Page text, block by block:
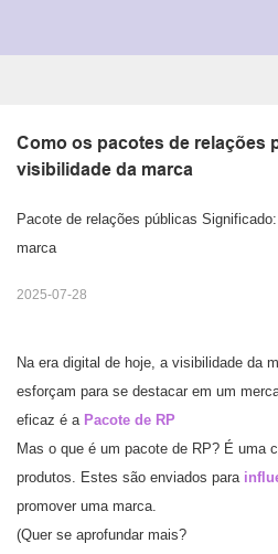
Como os pacotes de relações
visibilidade da marca
Pacote de relações públicas
marca
2025-07-28
Na era digital de hoje, a visibilidade da
esforçam para se destacar em um
eficaz é a Pacote de RP
Mas o que é um pacote de RP? É uma
produtos. Estes são enviados para
promover uma marca.
(Quer se aprofundar mais?